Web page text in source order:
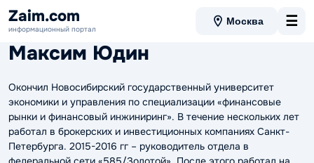
Zaim.com
информационный портал
Москва ☰
Максим Юдин
Окончил Новосибирский государственный университет
экономики и управления по специализации «финансовые
рынки и финансовый инжиниринг». В течение нескольких лет
работал в брокерских и инвестиционных компаниях Санкт-
Петербурга. 2015-2016 гг – руководитель отдела в